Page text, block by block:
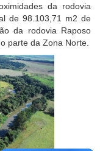
da rodovia
de 98.103,71 m2 de
da rodovia Raposo
parte da Zona Norte.